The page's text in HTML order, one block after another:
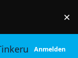
×
Anmelden